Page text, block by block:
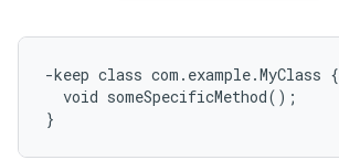
-keep class com.example.MyClass {
  void someSpecificMethod();